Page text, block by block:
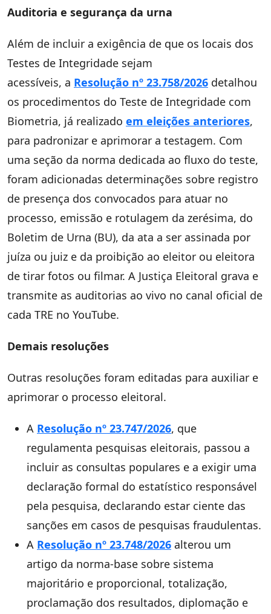
Auditoria e segurança da urna
Além de incluir a exigência de que os locais dos
Testes de Integridade sejam
acessíveis, a Resolução nº 23.758/2026 detalhou
os procedimentos do Teste de Integridade com
Biometria, já realizado em eleições anteriores,
para padronizar e aprimorar a testagem. Com
uma seção da norma dedicada ao fluxo do teste,
foram adicionadas determinações sobre registro
de presença dos convocados para atuar no
processo, emissão e rotulagem da zerésima, do
Boletim de Urna (BU), da ata a ser assinada por
juíza ou juiz e da proibição ao eleitor ou eleitora
de tirar fotos ou filmar. A Justiça Eleitoral grava e
transmite as auditorias ao vivo no canal oficial de
cada TRE no YouTube.
Demais resoluções
Outras resoluções foram editadas para auxiliar e
aprimorar o processo eleitoral.
A Resolução nº 23.747/2026, que
regulamenta pesquisas eleitorais, passou a
incluir as consultas populares e a exigir uma
declaração formal do estatístico responsável
pela pesquisa, declarando estar ciente das
sanções em casos de pesquisas fraudulentas.
A Resolução nº 23.748/2026 alterou um
artigo da norma-base sobre sistema
majoritário e proporcional, totalização,
proclamação dos resultados, diplomação e